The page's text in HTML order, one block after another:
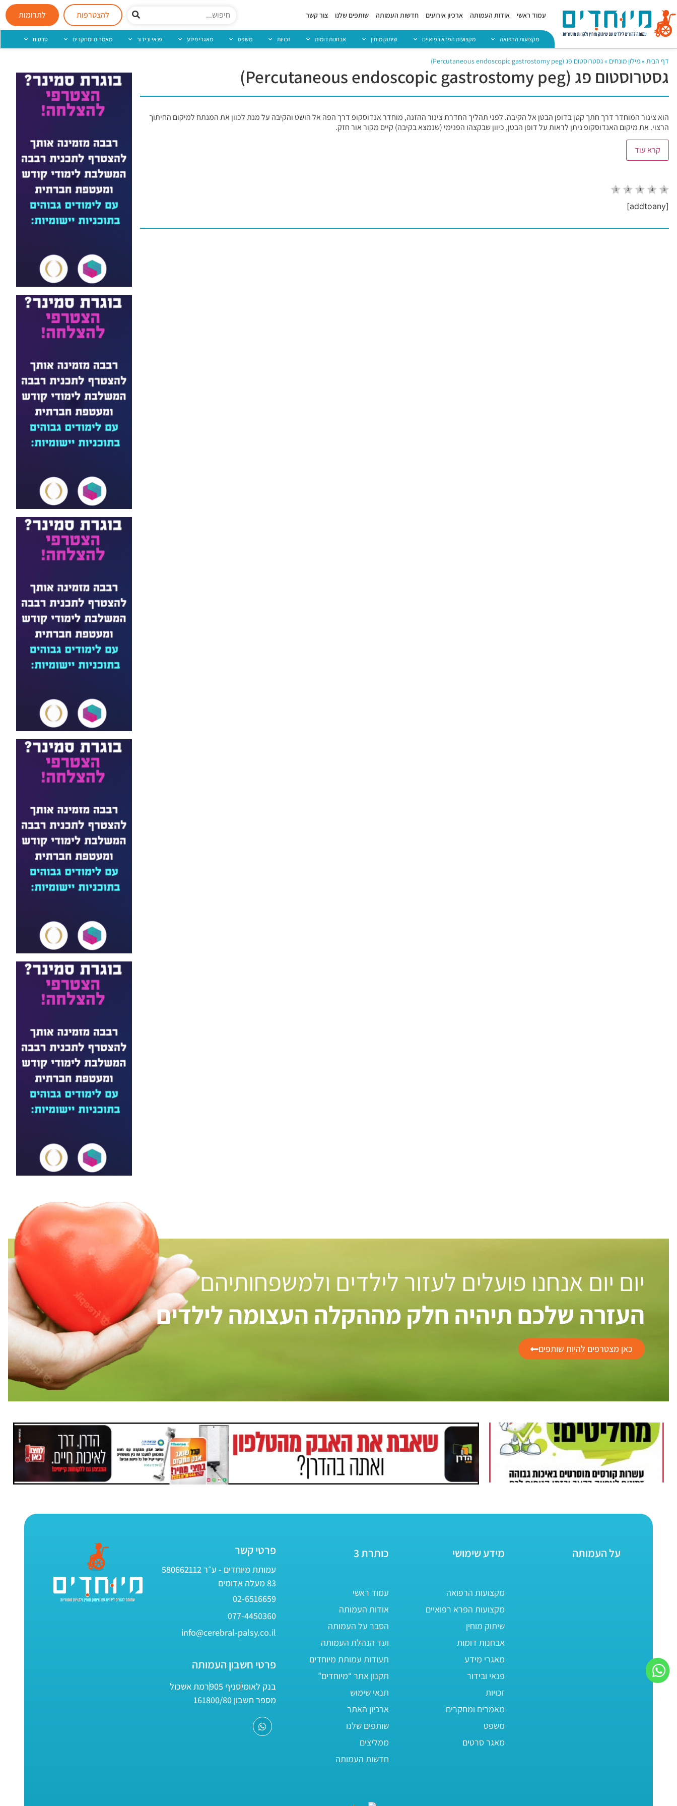
עמוד ראשי אודות העמותה ארכיון אירועים חדשות העמותה שותפים שלנו צור קשר להצטרפות לתרומות
מקצועות הרפואה מקצועות הפרא רפואיים שיתוק מוחין אבחנות דומות זכויות משפט מאגרי מידע פנאי ובידור מאמרים ומחקרים סרטים
דף הבית »מילון מונחים »גסטרוסטום פג (Percutaneous endoscopic gastrostomy peg)
גסטרוסטום פג (Percutaneous endoscopic gastrostomy peg)
הוא צינור המוחדר דרך חתך קטן בדופן הבטן אל הקיבה. לפני תהליך החדרת צינור ההזנה, מוחדר אנדוסקופ דרך הפה אל הושט והקיבה על מנת לכוון את המנתח למיקום החיתוך
הרצוי. את מיקום האנדוסקופ ניתן לראות על דופן הבטן, כיוון שבקצהו הפנימי (שנמצא בקיבה) קיים מקור אור חזק.
קרא עוד
[addtoany]
יום יום אנחנו פועלים לעזור לילדים ולמשפחותיהם
העזרה שלכם תיהיה חלק מההקלה העצומה לילדים
כאן מצטרפים להיות שותפים
על העמותה מידע שימושי
מקצועות הרפואה
מקצועות הפרא רפואיים
שיתוק מוחין
אבחנות דומות
מאגרי מידע
פנאי ובידור
זכויות
מאמרים ומחקרים
משפט
מאגר סרטים
כותרת 3
עמוד ראשי
אודות העמותה
הסבר על העמותה
ועד הנהלת העמותה
תעודות עמותת מיוחדים
תקנון אתר “מיוחדים”
תנאי שימוש
ארכיון האתר
שותפים שלנו
ממליצים
חדשות העמותה
פרטי קשר
עמותת מיוחדים - ע״ר 580662112
83 מעלה אדומים
02-6516659
077-4450360
info@cerebral-palsy.co.il
פרטי חשבון העמותה
בנק לאומיסניף 905
רמת אשכול
מספר חשבון 161800/80